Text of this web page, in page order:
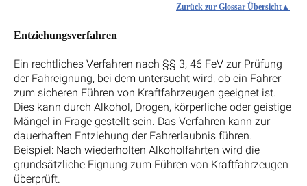
Zurück zur Glossar Übersicht
Entziehungsverfahren
Ein rechtliches Verfahren nach §§ 3, 46 FeV zur Prüfung
der Fahreignung, bei dem untersucht wird, ob ein Fahrer
zum sicheren Führen von Kraftfahrzeugen geeignet ist.
Dies kann durch Alkohol, Drogen, körperliche oder geistige
Mängel in Frage gestellt sein. Das Verfahren kann zur
dauerhaften Entziehung der Fahrerlaubnis führen.
Beispiel: Nach wiederholten Alkoholfahrten wird die
grundsätzliche Eignung zum Führen von Kraftfahrzeugen
überprüft.